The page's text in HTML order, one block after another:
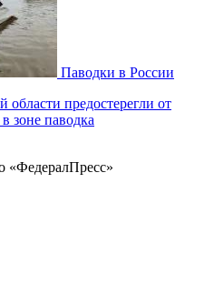
Паводки в России
области предостерегли от
зоне паводка
«ФедералПресс»